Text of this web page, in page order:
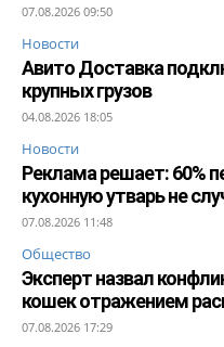
07.08.2026 09:50
Новости
Авито Доставка
крупных грузов
04.08.2026 18:05
Новости
Реклама решает: 60%
кухонную утварь не
07.08.2026 11:48
Общество
Эксперт назвал
кошек отражением
07.08.2026 17:29